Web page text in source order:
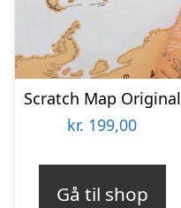
Scratch Map Original
kr. 199,00
Gå til shop